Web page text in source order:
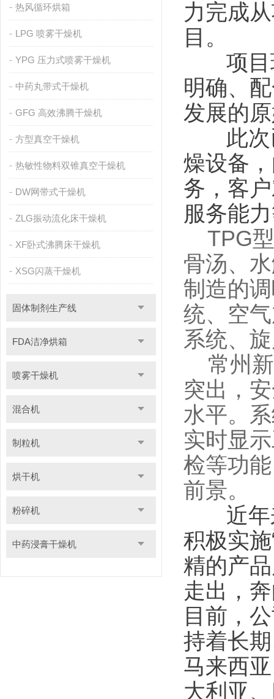
热风循环烘箱
LPG 喷雾干燥机
YPG 压力式喷雾干燥机
中药丸带式干燥机
GFG 高效沸腾干燥机
方型真空干燥机
热敏性物料双锥真空干燥机
DW网带式干燥机
ZLG振动流化床干燥机
XF卧式沸腾床干燥机
XSG闪蒸干燥机
固体制剂生产线
FDA洁净烘箱
喷雾干燥机
混合机
制粒机
烘干机
粉碎机
中药浸膏干燥机
力完成
目。
项目现
明确、
发展的
此次已
燥设备
务，客
服务能
TPG型
骨汤、
制造的
统、空
系统、
常州新
突出，
水平。
实时显
检等功
前景。
近年来
积极实
精的产
走出，
目前，
持着长
马来西
大利亚